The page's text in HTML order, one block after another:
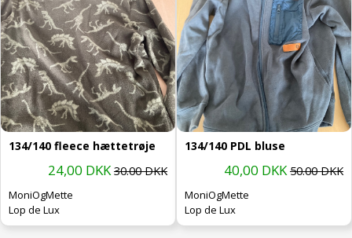
134/140 fleece hættetrøje
24,00 DKK30.00 DKK
MoniOgMette
Lop de Lux
134/140 PDL bluse
40,00 DKK50.00 DKK
MoniOgMette
Lop de Lux